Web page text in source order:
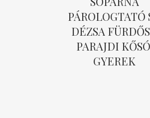
PÁROLOGTATÓ
DÉZSA
PARAJDI KŐSÓ
GYEREK